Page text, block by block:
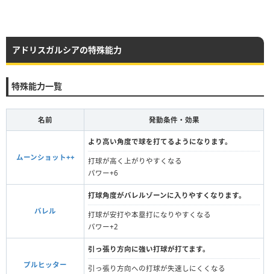
アドリスガルシアの特殊能力
特殊能力一覧
名前 発動条件・効果
ムーンショット++
より高い角度で球を打てるようになります。
打球が高く上がりやすくなる
パワー+6
バレル
打球角度がバレルゾーンに入りやすくなります。
打球が安打や本塁打になりやすくなる
パワー+2
プルヒッター
引っ張り方向に強い打球が打てます。
引っ張り方向への打球が失速しにくくなる